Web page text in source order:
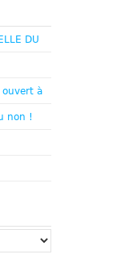
DU
ouvert à
non !